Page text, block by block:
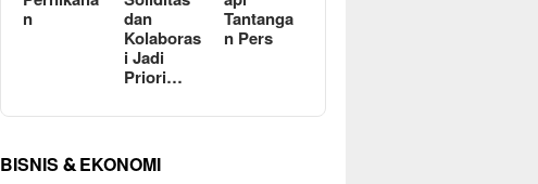
n dan
Kolaboras
i Jadi
Priori…
Tantanga
n Pers
BISNIS & EKONOMI